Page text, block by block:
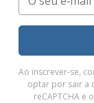
Ao inscrever‑se,
optar por sair a
reCAPTCHA e